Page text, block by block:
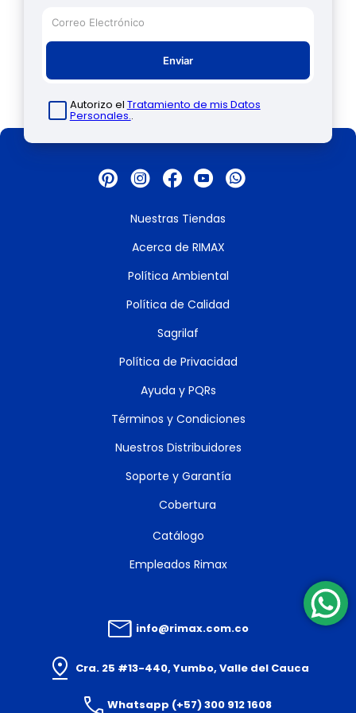
Enviar
Autorizo el Tratamiento de mis Datos
Personales..
Nuestras Tiendas
Acerca de RIMAX
Política Ambiental
Política de Calidad
Sagrilaf
Política de Privacidad
Ayuda y PQRs
Términos y Condiciones
Nuestros Distribuidores
Soporte y Garantía
Cobertura
Catálogo
Empleados Rimax
info@rimax.com.co
Cra. 25 #13-440, Yumbo, Valle del Cauca
Whatsapp (+57) 300 912 1608